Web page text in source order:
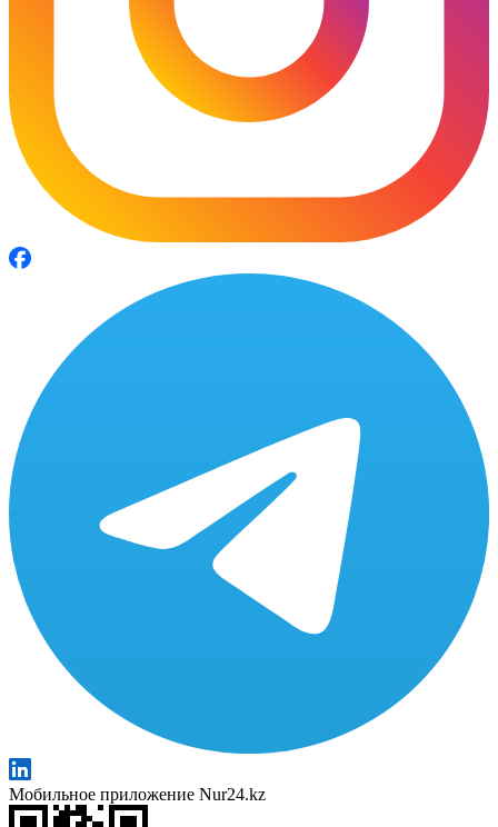
Мобильное приложение Nur24.kz